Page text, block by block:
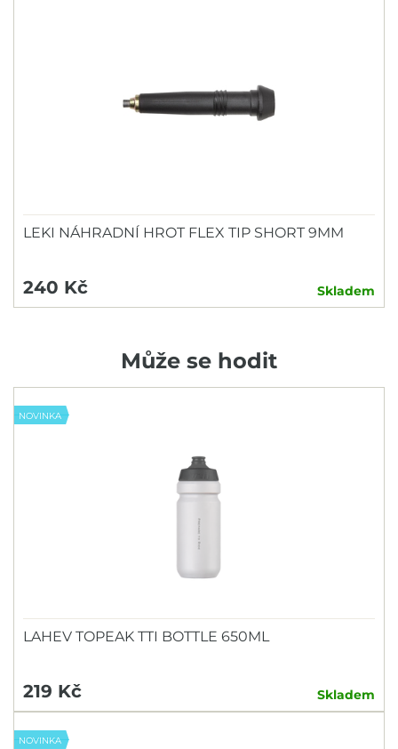
LEKI NÁHRADNÍ HROT FLEX TIP SHORT 9MM
240 Kč Skladem
Může se hodit
NOVINKA
LAHEV TOPEAK TTI BOTTLE 650ML
219 Kč Skladem
NOVINKA